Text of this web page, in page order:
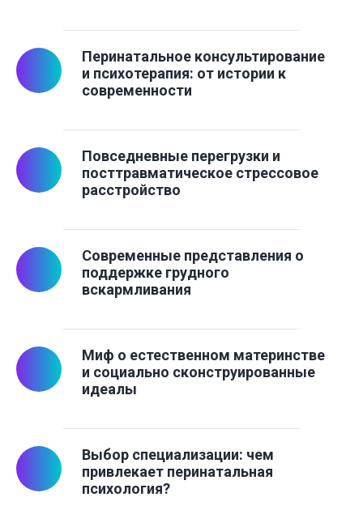
Перинатальное консультирование
и психотерапия: от истории к
современности
Повседневные перегрузки и
посттравматическое стрессовое
расстройство
Современные представления о
поддержке грудного
вскармливания
Миф о естественном материнстве
и социально сконструированные
идеалы
Выбор специализации: чем
привлекает перинатальная
психология?